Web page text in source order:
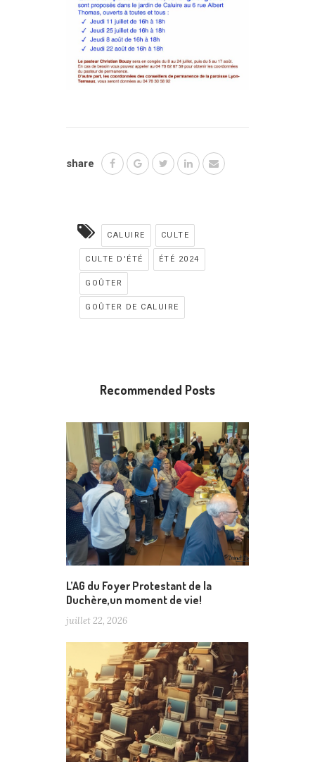
share
CALUIRE CULTE
CULTE D'ÉTÉ ÉTÉ 2024
GOÛTER
GOÛTER DE CALUIRE
Recommended Posts
L’AG du Foyer Protestant de la
Duchère,un moment de vie!
juillet 22, 2026